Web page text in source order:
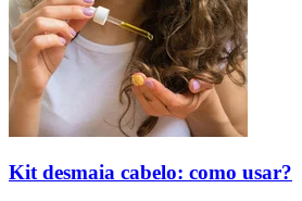
Kit desmaia cabelo: como usar?